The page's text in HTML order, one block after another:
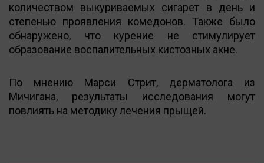
количеством выкуриваемых сигарет в день и
степенью проявления комедонов. Также было
обнаружено, что курение не стимулирует
образование воспалительных кистозных акне.
По мнению Марси Стрит, дерматолога из
Мичигана, результаты исследования могут
повлиять на методику лечения прыщей.